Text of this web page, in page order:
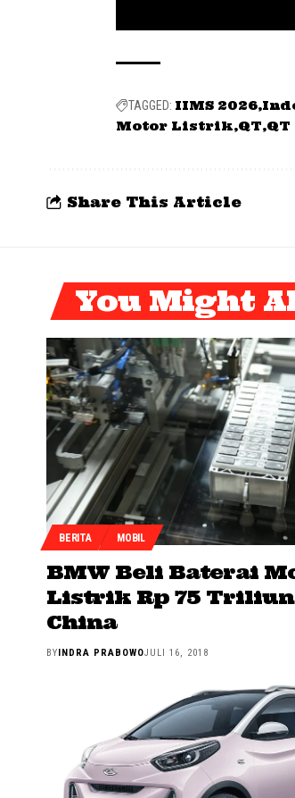
TAGGED: IIMS 2026
Motor Listrik QT QT
Share This Article
You Might
BERITA MOBIL
BMW Beli Baterai
Listrik Rp 75
China
BY INDRA PRABOWOJULI 16, 2018